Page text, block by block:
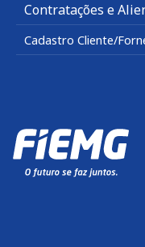
Contratações e
Cadastro Cliente/